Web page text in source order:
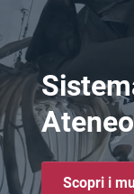
Ateneo
Scopri i